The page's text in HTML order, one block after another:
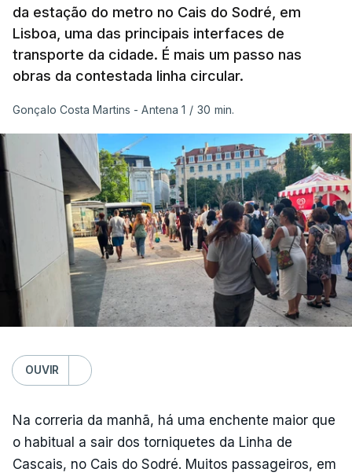
São os dados do mais recente relatório do
Copernicus, o sistema de Observação da Terra
do programa espacial da União Europeia.
Médio Prazo, reforça que "julho de 2026 foi o
terceiro mês consecutivo de calor excecional na
Europa Ocidental, elevando a temperatura
combinada de junho e julho a um novo recorde
para a região”.
da estação do metro no Cais do Sodré, em
Lisboa, uma das principais interfaces de
transporte da cidade. É mais um passo nas
obras da contestada linha circular.
Gonçalo Costa Martins - Antena 1 / 30 min.
OUVIR
Na correria da manhã, há uma enchente maior que
o habitual a sair dos torniquetes da Linha de
Cascais, no Cais do Sodré. Muitos passageiros, em